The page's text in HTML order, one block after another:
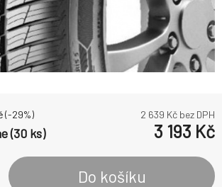
(-29%) 2 639 Kč bez DPH
(30 ks) 3 193 Kč
Do košíku